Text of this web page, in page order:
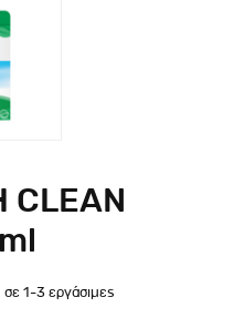
CLEAN
1-3 εργάσιμες